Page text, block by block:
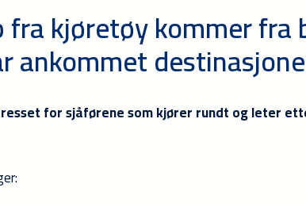
kjøretøy kommer
ankommet
for sjåførene som kjører rundt og leter